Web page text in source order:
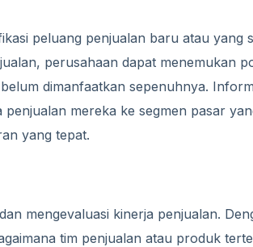
peluang penjualan baru atau yang
perusahaan dapat menemukan
dimanfaatkan sepenuhnya.
mereka ke segmen pasar
yang tepat.
mengevaluasi kinerja penjualan.
tim penjualan atau produk